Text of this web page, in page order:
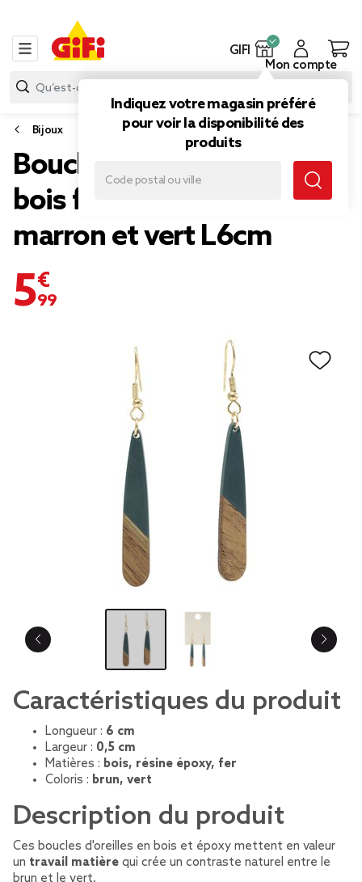
GIFI
Indiquez votre magasin préféré
pour voir la disponibilité des
produits
Mon compte
Bijoux
Boucles d'oreilles métal et
bois forme goutte longue
marron et vert L6cm
5,99 €
Caractéristiques du produit
Longueur : 6 cm
Largeur : 0,5 cm
Matières : bois, résine époxy, fer
Coloris : brun, vert
Description du produit
Ces boucles d'oreilles en bois et époxy mettent en valeur
un travail matière qui crée un contraste naturel entre le
brun et le vert.